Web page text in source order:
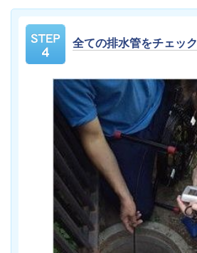
全ての排水管をチェック